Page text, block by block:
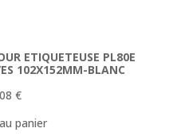
ETIQUETEUSE PL80E
102X152MM-BLANC
€
panier